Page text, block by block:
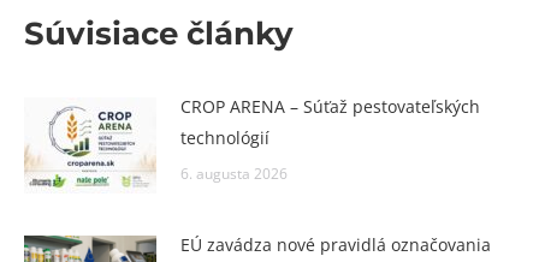
Súvisiace články
CROP ARENA – Súťaž pestovateľských
technológií
6. augusta 2026
EÚ zavádza nové pravidlá označovania